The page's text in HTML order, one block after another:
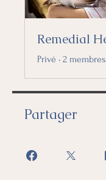
Privé • 2 membres
Partager